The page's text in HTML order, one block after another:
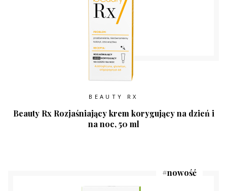
BEAUTY RX
Beauty Rx Rozjaśniający krem korygujący na dzień i
na noc, 50 ml
#nowość